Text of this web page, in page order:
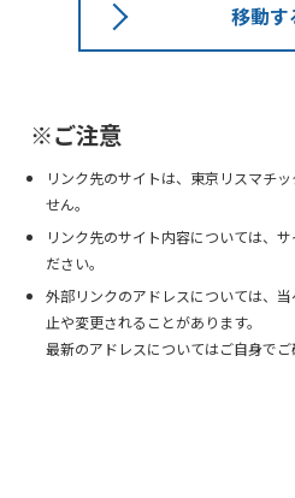
移動す
※ご注意
リンク先のサイトは、東京リスマチ
せん。
リンク先のサイト内容については、
ださい。
外部リンクのアドレスについては、
止や変更されることがあります。
最新のアドレスについてはご自身でご